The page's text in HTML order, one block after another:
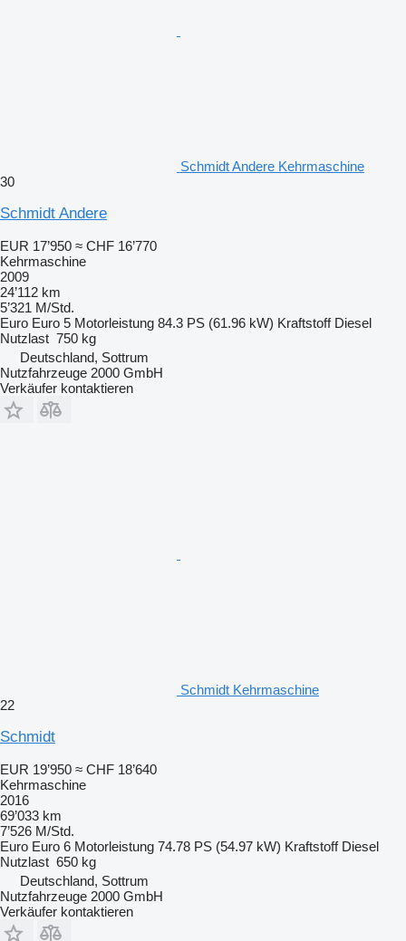
Schmidt Andere Kehrmaschine
30
Schmidt Andere
EUR 17’950 ≈ CHF 16’770
Kehrmaschine
2009
24’112 km
5’321 M/Std.
Euro Euro 5 Motorleistung 84.3 PS (61.96 kW) Kraftstoff Diesel
Nutzlast 750 kg
Deutschland, Sottrum
Nutzfahrzeuge 2000 GmbH
Verkäufer kontaktieren
Schmidt Kehrmaschine
22
Schmidt
EUR 19’950 ≈ CHF 18’640
Kehrmaschine
2016
69’033 km
7’526 M/Std.
Euro Euro 6 Motorleistung 74.78 PS (54.97 kW) Kraftstoff Diesel
Nutzlast 650 kg
Deutschland, Sottrum
Nutzfahrzeuge 2000 GmbH
Verkäufer kontaktieren